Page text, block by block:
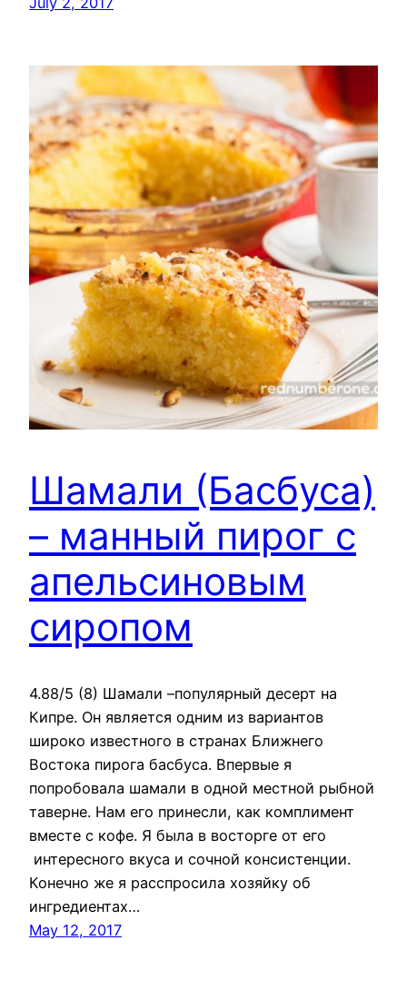
Шамали (Басбуса)
– манный пирог с
апельсиновым
сиропом
4.88/5 (8) Шамали –популярный десерт на
Кипре. Он является одним из вариантов
широко известного в странах Ближнего
Востока пирога басбуса. Впервые я
попробовала шамали в одной местной рыбной
таверне. Нам его принесли, как комплимент
вместе с кофе. Я была в восторге от его
интересного вкуса и сочной консистенции.
Конечно же я расспросила хозяйку об
ингредиентах…
May 12, 2017